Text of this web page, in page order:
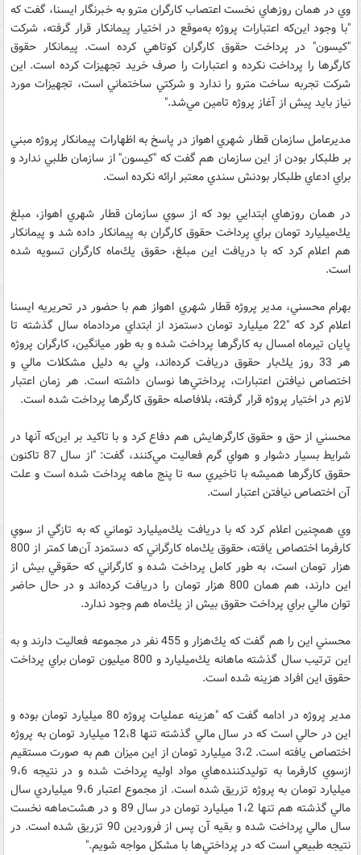
وي در همان روزهاي نخست اعتصاب كارگران مترو به خبرنگار ايسنا، گفت كه
"با وجود اين‌كه اعتبارات پروژه به‌موقع در اختيار پيمانكار قرار گرفته، شركت
"كيسون" در پرداخت حقوق كارگران كوتاهي كرده است. پيمانكار حقوق
كارگرها را پرداخت نكرده و اعتبارات را صرف خريد تجهيزات كرده است. اين
شركت تجربه ساخت مترو را ندارد و شركتي ساختماني است، تجهيزات مورد
نياز بايد پيش از آغاز پروژه تامين مي‌شد."
مديرعامل سازمان قطار شهري اهواز در پاسخ به اظهارات پيمانكار پروژه مبني
بر طلبكار بودن از اين سازمان هم گفت كه "كيسون" از سازمان طلبي ندارد و
براي ادعاي طلبكار بودنش سندي معتبر ارائه نكرده است.
در همان روزهاي ابتدايي بود كه از سوي سازمان قطار شهري اهواز، مبلغ
يك‌ميليارد تومان براي پرداخت حقوق كارگران به پيمانكار داده شد و پيمانكار
هم اعلام كرد كه با دريافت اين مبلغ، حقوق يك‌ماه كارگران تسويه شده
است.
بهرام محسني، مدير پروژه قطار شهري اهواز هم با حضور در تحريريه ايسنا
اعلام كرد كه "22 ميليارد تومان دستمزد از ابتداي مردادماه سال گذشته تا
پايان تيرماه امسال به كارگرها پرداخت شده و به طور ميانگين، كارگران پروژه
هر 33 روز يك‌بار حقوق دريافت كرده‌اند، ولي به دليل مشكلات مالي و
اختصاص نيافتن اعتبارات، پرداختي‌ها نوسان داشته است. هر زمان اعتبار
لازم در اختيار پروژه قرار گرفته، بلافاصله حقوق كارگرها پرداخت شده است.
محسني از حق و حقوق كارگرهايش هم دفاع كرد و با تاكيد بر اين‌كه آنها در
شرايط بسيار دشوار و هواي گرم فعاليت مي‌كنند،‌ گفت: "از سال 87 تاكنون
حقوق كارگرها هميشه با تاخيري سه تا پنج ماهه پرداخت شده است و علت
آن اختصاص نيافتن اعتبار است.
وي همچنين اعلام كرد كه با دريافت يك‌ميليارد توماني كه به تازگي از سوي
كارفرما اختصاص يافته، حقوق يك‌ماه كارگراني كه دستمزد آن‌ها كمتر از 800
هزار تومان است، به طور كامل پرداخت شده و كارگراني كه حقوقي بيش از
اين دارند، هم همان 800 هزار تومان را دريافت كرده‌اند و در حال حاضر
توان مالي براي پرداخت حقوق بيش از يك‌ماه هم وجود ندارد.
محسني اين را هم گفت كه يك‌هزار و 455 نفر در مجموعه فعاليت دارند و به
اين ترتيب سال گذشته ماهانه يك‌ميليارد و 800 ميليون تومان براي پرداخت
حقوق اين افراد هزينه شده است.
مدير پروژه در ادامه گفت كه "هزينه عمليات پروژه 80 ميليارد تومان بوده و
اين در حالي است كه در سال‌ مالي گذشته تنها 12،8 ميليارد تومان به پروژه
اختصاص يافته است. 3،2 ميليارد تومان از اين ميزان هم به صورت مستقيم
ازسوي كارفرما به توليدكننده‌هاي مواد اوليه پرداخت شده و در نتيجه 9،6
ميليارد تومان به پروژه تزريق شده است. از مجموع اعتبار 9،6 ميلياردي سال
مالي گذشته هم تنها 1،2 ميليارد تومان در سال 89 و در هشت‌ماهه نخست
سال مالي پرداخت شده و بقيه آن پس از فروردين 90 تزريق شده است. در
نتيجه طبيعي است كه در پرداختي‌ها با مشكل مواجه شويم."